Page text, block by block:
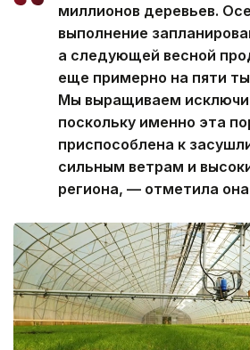
миллионов деревьев.
выполнение
а следующей весной
еще примерно на пяти
Мы выращиваем
поскольку именно эта
приспособлена к
сильным ветрам и
региона, — отметила